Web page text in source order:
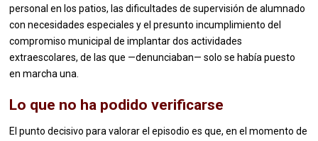
personal en los patios, las dificultades de supervisión de alumnado
con necesidades especiales y el presunto incumplimiento del
compromiso municipal de implantar dos actividades
extraescolares, de las que —denunciaban— solo se había puesto
en marcha una.
Lo que no ha podido verificarse
El punto decisivo para valorar el episodio es que, en el momento de